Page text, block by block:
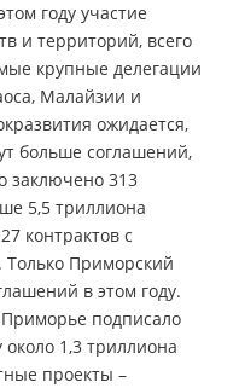
году участие
и территорий, всего
крупные делегации
Малайзии и
ожидается,
больше соглашений,
заключено 313
5,5 триллиона
контрактов с
Приморский
в этом году.
подписало
1,3 триллиона
проекты –